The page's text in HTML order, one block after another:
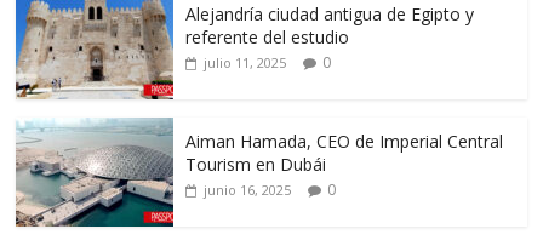
Alejandría ciudad antigua de Egipto y
referente del estudio
julio 11, 2025 0
Aiman Hamada, CEO de Imperial Central
Tourism en Dubái
junio 16, 2025 0